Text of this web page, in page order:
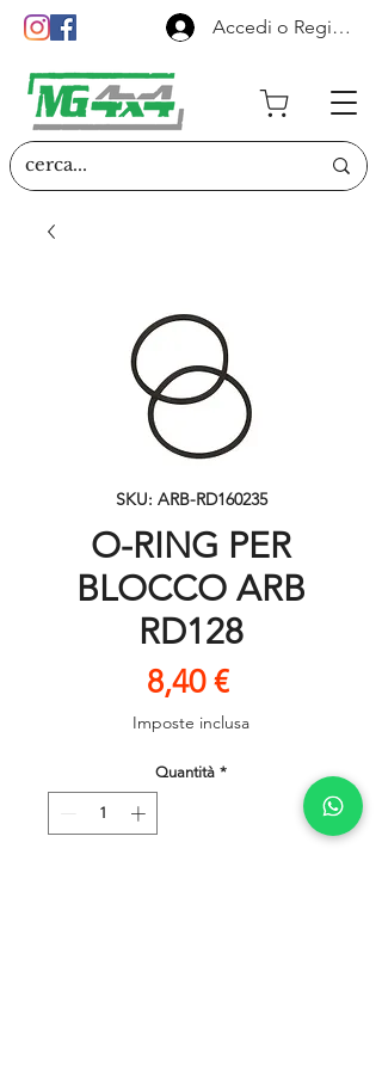
Accedi o Registrati
SKU: ARB-RD160235
O-RING PER
BLOCCO ARB
RD128
8,40 €Prezzo
Imposte inclusa
Quantità *